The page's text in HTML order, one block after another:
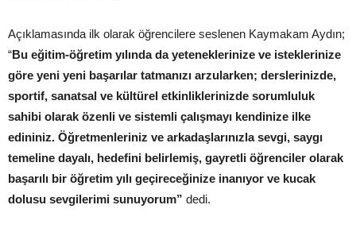
Açıklamasında ilk olarak öğrencilere seslenen Kaymakam Aydın;
“Bu eğitim-öğretim yılında da yeteneklerinize ve isteklerinize
göre yeni yeni başarılar tatmanızı arzularken; derslerinizde,
sportif, sanatsal ve kültürel etkinliklerinizde sorumluluk
sahibi olarak özenli ve sistemli çalışmayı kendinize ilke
edininiz. Öğretmenleriniz ve arkadaşlarınızla sevgi, saygı
temeline dayalı, hedefini belirlemiş, gayretli öğrenciler olarak
başarılı bir öğretim yılı geçireceğinize inanıyor ve kucak
dolusu sevgilerimi sunuyorum” dedi.